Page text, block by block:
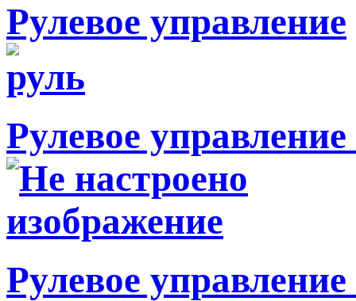
Рулевое управление
Рулевое управление
Рулевое управление